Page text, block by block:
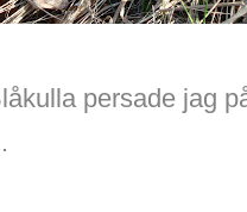
persade jag